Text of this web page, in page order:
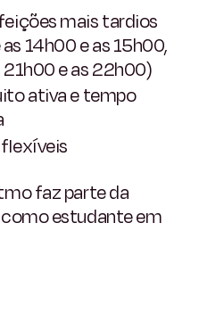
mais tardios
14h00 e as 15h00,
e as 22h00)
ativa e tempo
faz parte da
estudante em